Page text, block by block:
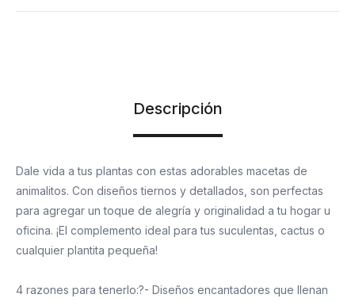
Descripción
Dale vida a tus plantas con estas adorables macetas de
animalitos. Con diseños tiernos y detallados, son perfectas
para agregar un toque de alegría y originalidad a tu hogar u
oficina. ¡El complemento ideal para tus suculentas, cactus o
cualquier plantita pequeña!
4 razones para tenerlo:?- Diseños encantadores que llenan